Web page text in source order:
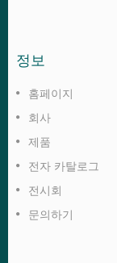
정보
홈페이지
회사
제품
전자 카탈로그
전시회
문의하기